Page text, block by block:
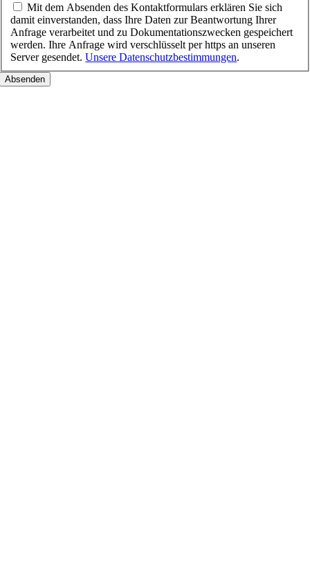
Mit dem Absenden des Kontaktformulars erklären Sie sich
damit einverstanden, dass Ihre Daten zur Beantwortung Ihrer
Anfrage verarbeitet und zu Dokumentationszwecken gespeichert
werden. Ihre Anfrage wird verschlüsselt per https an unseren
Server gesendet.Unsere Datenschutzbestimmungen.